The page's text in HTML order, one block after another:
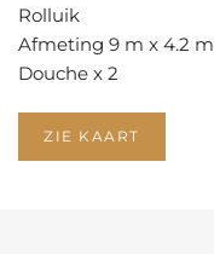
Rolluik
Afmeting 9 m x 4.2
Douche x 2
ZIE KAART